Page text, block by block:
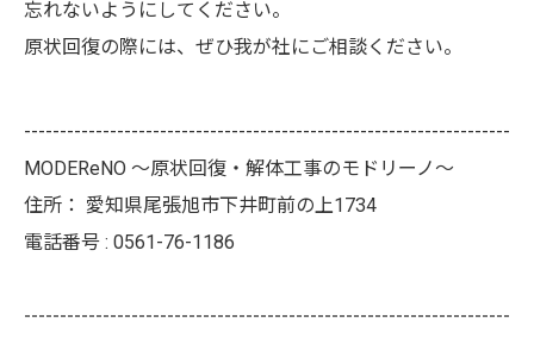
忘れないようにしてください。
原状回復の際には、ぜひ我が社にご相談ください。
--------------------------------------------------------------------
MODEReNO ～原状回復・解体工事のモドリーノ～
住所： 愛知県尾張旭市下井町前の上1734
電話番号 : 0561-76-1186
--------------------------------------------------------------------